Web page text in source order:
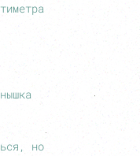
но